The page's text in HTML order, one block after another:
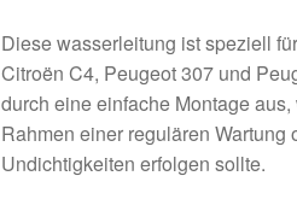
Diese wasserleitung ist speziell
Citroën C4, Peugeot 307 und
durch eine einfache Montage
Rahmen einer regulären Wartung
Undichtigkeiten erfolgen sollte.